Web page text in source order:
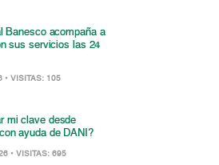
Banesco acompaña a
sus servicios las 24
• VISITAS: 105
mi clave desde
ayuda de DANI?
• VISITAS: 695